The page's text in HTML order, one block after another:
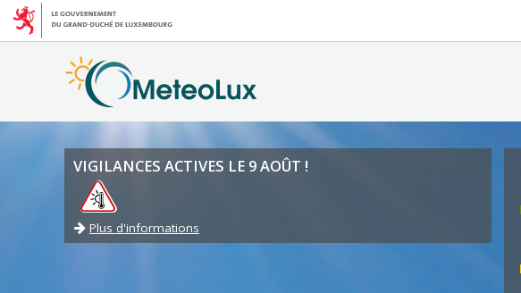
VIGILANCES ACTIVES LE 9 AOÛT !
Plus d'informations